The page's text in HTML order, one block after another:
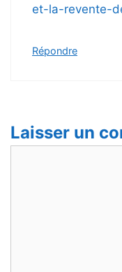
et-la-revente-
Répondre
Laisser un